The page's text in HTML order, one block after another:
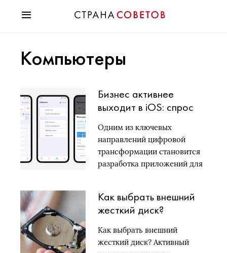
Мода
Звезды
Здоровье
Психология
Хобби
Разное
Праздники
Компьютеры
Бизнес активнее
выходит в iOS: спрос
приложений для Apple
растет
Одним из ключевых
направлений цифровой
трансформации становится
разработка приложений для
Как выбрать внешний
жесткий диск?
Как выбрать внешний
жесткий диск? Активный